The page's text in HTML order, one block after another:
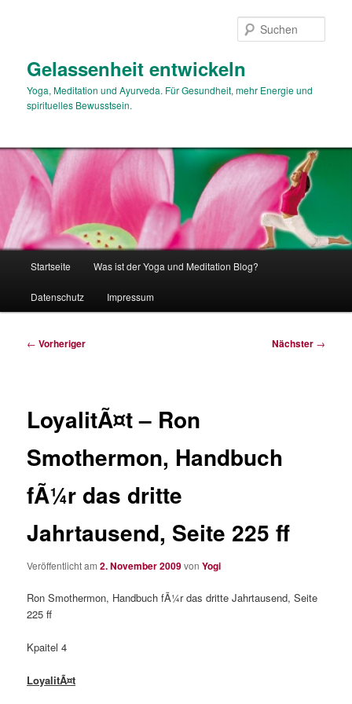
Gelassenheit entwickeln
Yoga, Meditation und Ayurveda. Für Gesundheit, mehr Energie und
spirituelles Bewusstsein.
Startseite Was ist der Yoga und Meditation Blog?
Datenschutz Impressum
Beitragsnavigation
← Vorheriger Nächster →
LoyalitÃ¤t – Ron
Smothermon, Handbuch
fÃ¼r das dritte
Jahrtausend, Seite 225 ff
Veröffentlicht am2. November 2009vonYogi
Ron Smothermon, Handbuch fÃ¼r das dritte Jahrtausend, Seite
225 ff
Kpaitel 4
LoyalitÃ¤t